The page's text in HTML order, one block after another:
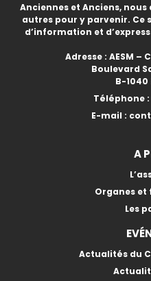
Anciennes et Anciens,
autres pour y parvenir. Ce
d’information et
Adresse : AESM
Boulevard
B-1040
Téléphone :
E-mail :
A
Organes
Les
Actualités du